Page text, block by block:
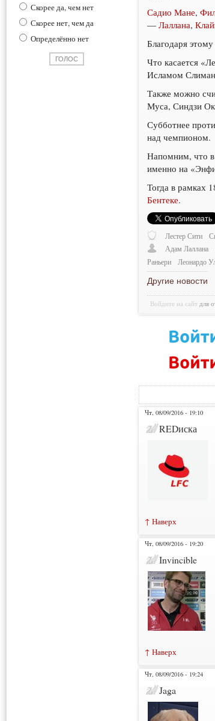
Скорее да, чем нет
Скорее нет, чем да
Определённо нет
Садио Мане,
—Лаллана,
Благодаря
Что касается
Исламом
Также можно
Муса, Синдзи
Субботнее
над чемпионом.
Напомним, что
именно на
Тогда в рамках
Бентеке.
Лестер Сити
Адам Лаллана
Раньери
Леонардо
Другие новости
Войдите на сайт для
Чт, 08/09/2016 - 19:10
REDиска
↑ Наверх
Чт, 08/09/2016 - 19:20
Invincible
↑ Наверх
Чт, 08/09/2016 - 19:24
Jaga